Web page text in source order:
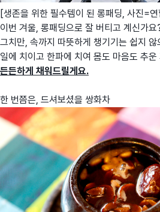
[생존을 위한 필수템이 된 롱패딩, 사진=연
이번 겨울, 롱패딩으로 잘 버티고 계신가요
그치만, 속까지 따뜻하게 챙기기는 쉽지 않
일에 치이고 한파에 치여 몸도 마음도 추운
든든하게 채워드릴게요.
한 번쯤은, 드셔보셨을 쌍화차